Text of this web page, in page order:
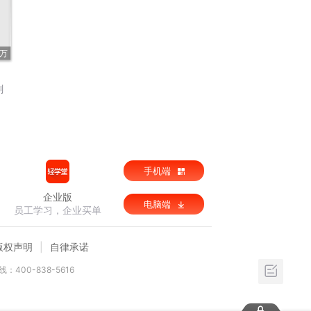
企业版
员工学习，企业买单
手机端
电脑端
权声明 自律承诺
：400-838-5616